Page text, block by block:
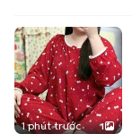
1 phút trước 1